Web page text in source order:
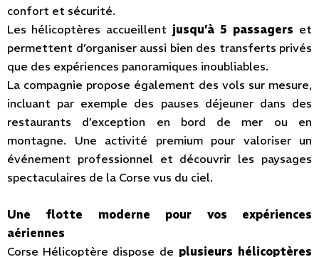
confort et sécurité.
Les hélicoptères accueillent jusqu’à 5 passagers et
permettent d’organiser aussi bien des transferts privés
que des expériences panoramiques inoubliables.
La compagnie propose également des vols sur mesure,
incluant par exemple des pauses déjeuner dans des
restaurants d’exception en bord de mer ou en
montagne. Une activité premium pour valoriser un
événement professionnel et découvrir les paysages
spectaculaires de la Corse vus du ciel.
Une flotte moderne pour vos expériences
aériennes
Corse Hélicoptère dispose de plusieurs hélicoptères